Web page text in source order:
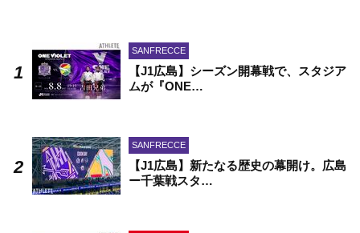
SANFRECCE
【J1広島】シーズン開幕戦で、スタジア
ムが『ONE…
SANFRECCE
【J1広島】新たなる歴史の幕開け。広島
ー千葉戦スタ…